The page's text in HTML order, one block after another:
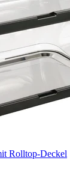
Rolltop-Deckel